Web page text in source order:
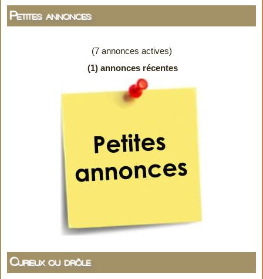
Petites annonces
(7 annonces actives)
(1) annonces récentes
Curieux ou drôle